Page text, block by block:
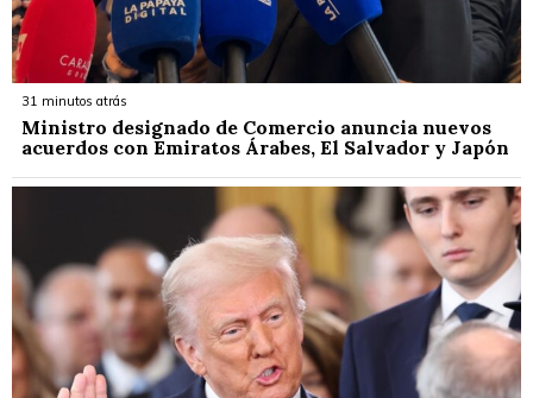
31 minutos atrás
Ministro designado de Comercio anuncia nuevos
acuerdos con Emiratos Árabes, El Salvador y Japón